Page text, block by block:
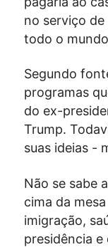
no serviço
todo o
Segundo
programas
do ex-
Trump.
suas ideias -
Não se sabe
cima da
imigração,
presidência e